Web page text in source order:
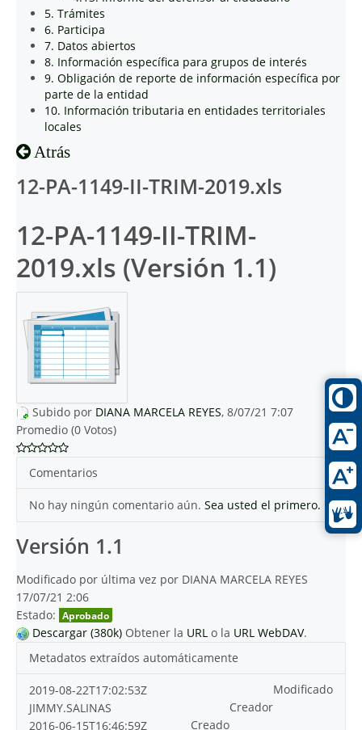
5. Trámites
6. Participa
7. Datos abiertos
8. Información específica para grupos de interés
9. Obligación de reporte de información específica por
parte de la entidad
10. Información tributaria en entidades territoriales
locales
Atrás
12-PA-1149-II-TRIM-2019.xls
12-PA-1149-II-TRIM-
2019.xls (Versión 1.1)
Subido por DIANA MARCELA REYES, 8/07/21 7:07
Promedio (0 Votos)
Comentarios
No hay ningún comentario aún. Sea usted el primero.
Versión 1.1
Modificado por última vez por DIANA MARCELA REYES
17/07/21 2:06
Estado: Aprobado
Descargar (380k) Obtener la URL o la URL WebDAV.
Metadatos extraídos automáticamente
Modificado
2019-08-22T17:02:53Z
Creador
JIMMY.SALINAS
Creado
2016-06-15T16:46:59Z